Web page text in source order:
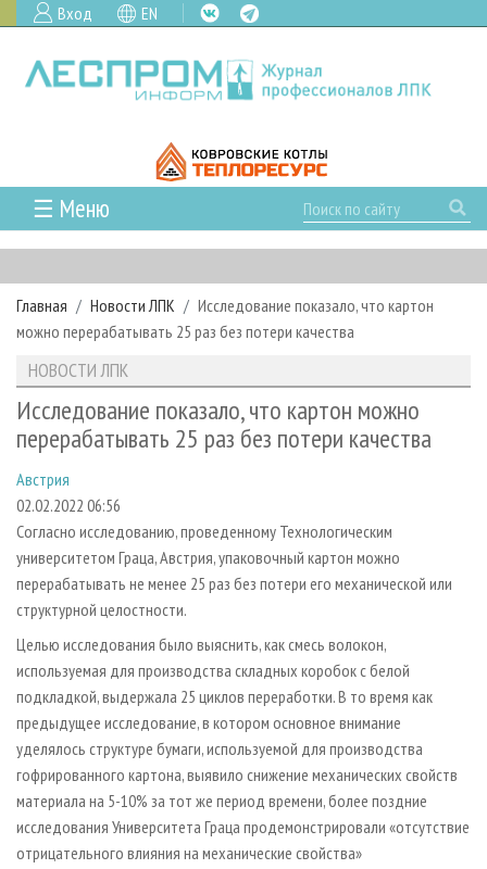
Вход EN
☰ Меню
ГЛАВНАЯ
РУБРИКИ И ТЕМЫ
РУБРИКИ ЖУРНАЛА
ЛЕСОЗАГОТОВКА
ЛЕСОПИЛЕНИЕ
СУШКА ДРЕВЕСИНЫ
ПРОИЗВОДСТВО ДРЕВЕСНЫХ ПЛИТ
ДЕРЕВЯННОЕ ДОМОСТРОЕНИЕ
ПРОИЗВОДСТВО МЕБЕЛИ
БИОЭНЕРГЕТИКА
ЦБП
ИНСТРУМЕНТ И МАТЕРИАЛЫ
НОВОСТИ
НОВОСТИ ЛПК
НОВОСТИ ЖУРНАЛА
ПРОЕКТЫ ЛПИ
АНАЛИТИКА
ПРЕДПРИЯТИЯ ЛПК
ПЕРСОНЫ
МОБИЛЬНЫЕ ВЫСТАВКИ
ОФИЦИАЛЬНЫЕ ДЕЛЕГАЦИИ
ПРИОРИТЕТНЫЕ ИНВЕСТПРОЕКТЫ
RUSSIAN FORESTRY REVIEW
ГАЗЕТА ЛЕСПРОМФОРУМ
БИБЛИОТЕКА СПЕЦИАЛИСТА
АРХИВ ЖУРНАЛОВ
О ЖУРНАЛЕ
КОНТАКТЫ
РЕКЛАМОДАТЕЛЯМ
РЕКЛАМА
РЕКЛАМА НА САЙТЕ
Главная Новости ЛПК
Исследование показало, что картон
можно перерабатывать 25 раз без потери качества
НОВОСТИ ЛПК
Исследование показало, что картон можно
перерабатывать 25 раз без потери качества
Австрия
02.02.2022 06:56
Согласно исследованию, проведенному Технологическим
университетом Граца, Австрия, упаковочный картон можно
перерабатывать не менее 25 раз без потери его механической или
структурной целостности.
Целью исследования было выяснить, как смесь волокон,
используемая для производства складных коробок с белой
подкладкой, выдержала 25 циклов переработки. В то время как
предыдущее исследование, в котором основное внимание
уделялось структуре бумаги, используемой для производства
гофрированного картона, выявило снижение механических свойств
материала на 5-10% за тот же период времени, более поздние
исследования Университета Граца продемонстрировали «отсутствие
отрицательного влияния на механические свойства»